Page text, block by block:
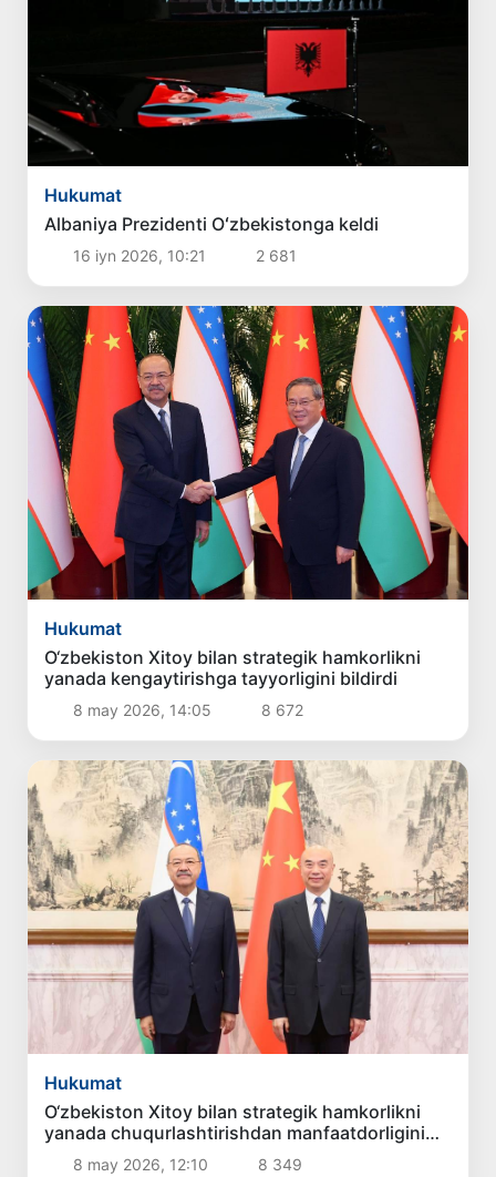
Hukumat
Albaniya Prezidenti Oʻzbekistonga keldi
16 iyn 2026, 10:21 2 681
Hukumat
O‘zbekiston Xitoy bilan strategik hamkorlikni
yanada kengaytirishga tayyorligini bildirdi
8 may 2026, 14:05 8 672
Hukumat
O‘zbekiston Xitoy bilan strategik hamkorlikni
yanada chuqurlashtirishdan manfaatdorligini
bildirdi8 may 2026, 12:10 8 349